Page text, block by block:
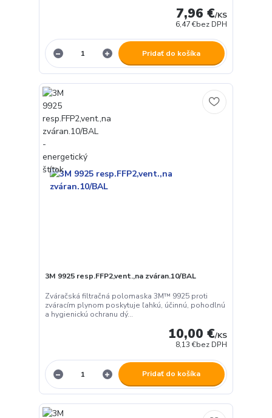
7,96 €/KS
6,47 €bez DPH
Pridať do košíka
3M 9925 resp.FFP2,vent.,na zváran.10/BAL
Zváračská filtračná polomaska ​​3M™ 9925 proti
zváracím plynom poskytuje ľahkú, účinnú, pohodlnú
a hygienickú ochranu dý...
10,00 €/KS
8,13 €bez DPH
Pridať do košíka